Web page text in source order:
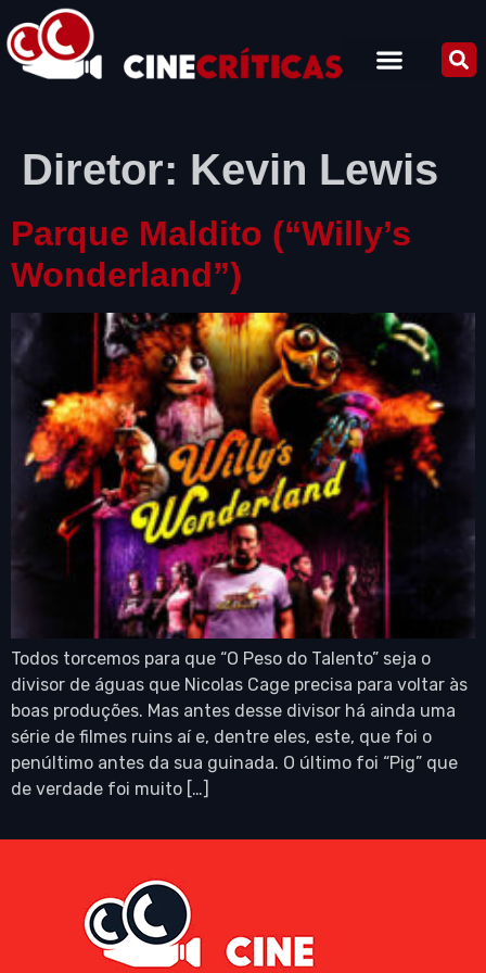
Diretor: Kevin Lewis
Parque Maldito (“Willy’s
Wonderland”)
Todos torcemos para que “O Peso do Talento” seja o
divisor de águas que Nicolas Cage precisa para voltar às
boas produções. Mas antes desse divisor há ainda uma
série de filmes ruins aí e, dentre eles, este, que foi o
penúltimo antes da sua guinada. O último foi “Pig” que
de verdade foi muito […]